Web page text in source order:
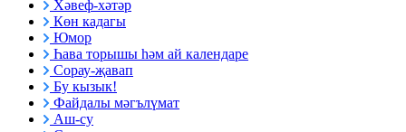
Хәвеф-хәтәр
Көн кадагы
Юмор
Һава торышы һәм ай календаре
Сорау-җавап
Бу кызык!
Файдалы мәгълүмат
Аш-су